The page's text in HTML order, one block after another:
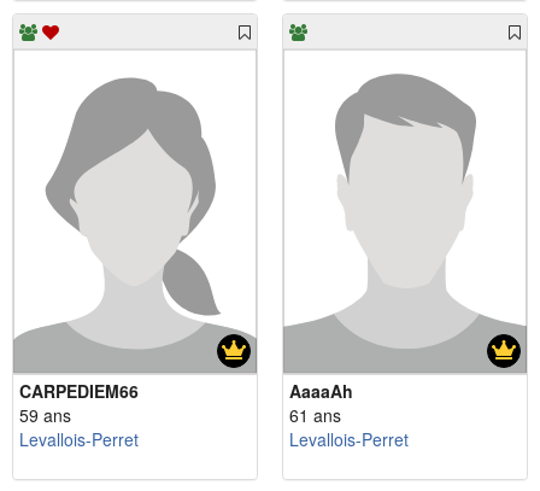
CARPEDIEM66
59 ans
Levallois-Perret
AaaaAh
61 ans
Levallois-Perret